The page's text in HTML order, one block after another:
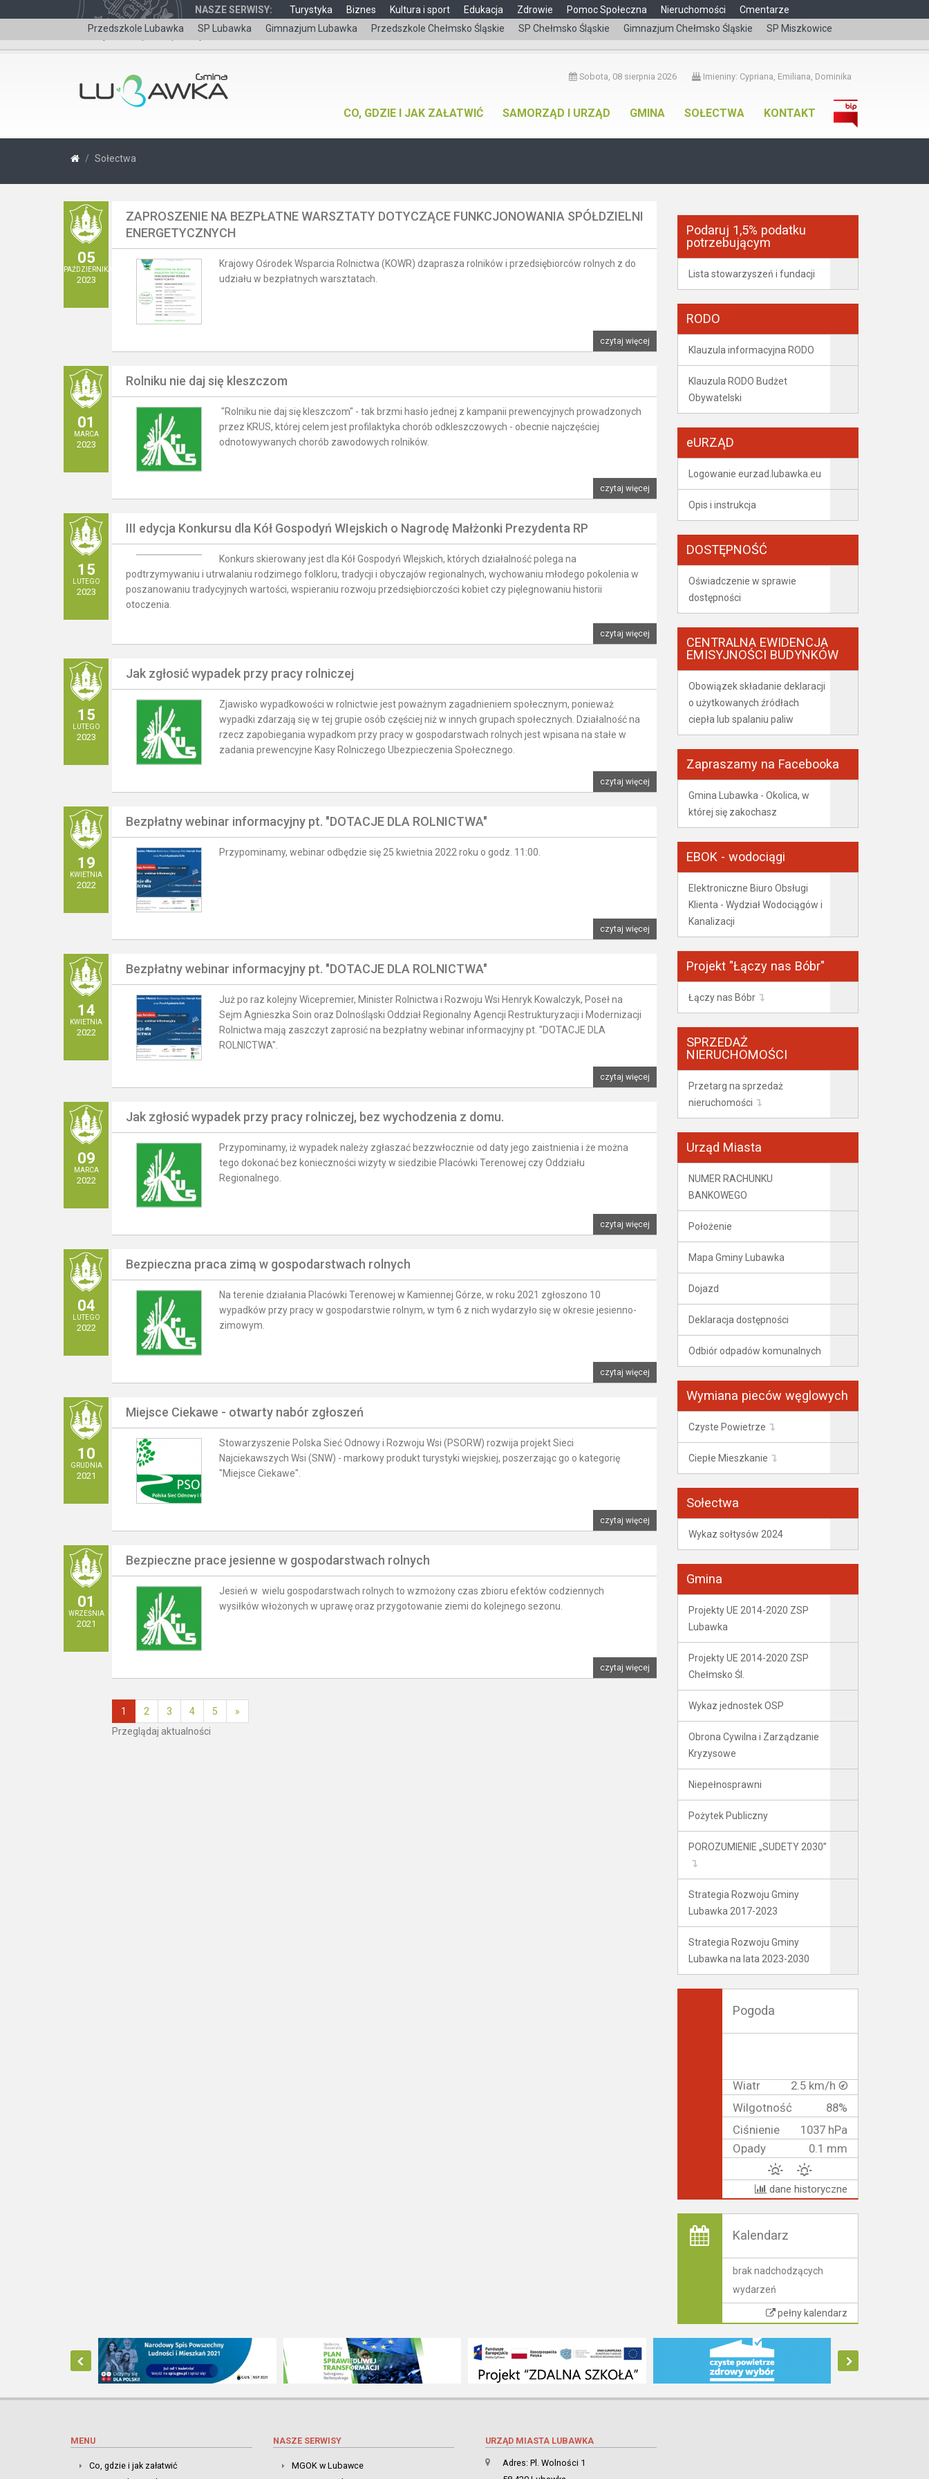
NASZE SERWISY: Turystyka Biznes Kultura i sport
Edukacja
Przedszkole Lubawka
SP Lubawka Gimnazjum Lubawka Przedszkole Chełmsko Śląskie SP Chełmsko Śląskie Gimnazjum Chełmsko Śląskie SP Miszkowice
Zdrowie Pomoc Społeczna Nieruchomości Cmentarze
Wersja dla niepełnosprawnych čeština
Sobota, 08 sierpnia 2026 Imieniny: Cypriana, Emiliana, Dominika
CO, GDZIE I JAK ZAŁATWIĆ SAMORZĄD I URZĄD GMINA SOŁECTWA KONTAKT
Sołectwa
05
PAŹDZIERNIKA
2023
ZAPROSZENIE NA BEZPŁATNE WARSZTATY DOTYCZĄCE FUNKCJONOWANIA SPÓŁDZIELNI
ENERGETYCZNYCH
Krajowy Ośrodek Wsparcia Rolnictwa (KOWR) dzaprasza rolników i przedsiębiorców rolnych z do
udziału w bezpłatnych warsztatach.
czytaj więcej
01
MARCA
2023
Rolniku nie daj się kleszczom
"Rolniku nie daj się kleszczom" - tak brzmi hasło jednej z kampanii prewencyjnych prowadzonych
przez KRUS, której celem jest profilaktyka chorób odkleszczowych - obecnie najczęściej
odnotowywanych chorób zawodowych rolników.
czytaj więcej
15
LUTEGO
2023
III edycja Konkursu dla Kół Gospodyń WIejskich o Nagrodę Małżonki Prezydenta RP
Konkurs skierowany jest dla Kół Gospodyń WIejskich, których działalność polega na
podtrzymywaniu i utrwalaniu rodzimego folkloru, tradycji i obyczajów regionalnych, wychowaniu młodego pokolenia w
poszanowaniu tradycyjnych wartości, wspieraniu rozwoju przedsiębiorczości kobiet czy pięlegnowaniu historii
otoczenia.
czytaj więcej
15
LUTEGO
2023
Jak zgłosić wypadek przy pracy rolniczej
Zjawisko wypadkowości w rolnictwie jest poważnym zagadnieniem społecznym, ponieważ
wypadki zdarzają się w tej grupie osób częściej niż w innych grupach społecznych. Działalność na
rzecz zapobiegania wypadkom przy pracy w gospodarstwach rolnych jest wpisana na stałe w
zadania prewencyjne Kasy Rolniczego Ubezpieczenia Społecznego.
czytaj więcej
19
KWIETNIA
2022
Bezpłatny webinar informacyjny pt. "DOTACJE DLA ROLNICTWA"
Przypominamy, webinar odbędzie się 25 kwietnia 2022 roku o godz. 11:00.
czytaj więcej
14
KWIETNIA
2022
Bezpłatny webinar informacyjny pt. "DOTACJE DLA ROLNICTWA"
Już po raz kolejny Wicepremier, Minister Rolnictwa i Rozwoju Wsi Henryk Kowalczyk, Poseł na
Sejm Agnieszka Soin oraz Dolnośląski Oddział Regionalny Agencji Restrukturyzacji i Modernizacji
Rolnictwa mają zaszczyt zaprosić na bezpłatny webinar informacyjny pt. "DOTACJE DLA
ROLNICTWA".
czytaj więcej
09
MARCA
2022
Jak zgłosić wypadek przy pracy rolniczej, bez wychodzenia z domu.
Przypominamy, iż wypadek należy zgłaszać bezzwłocznie od daty jego zaistnienia i że można
tego dokonać bez konieczności wizyty w siedzibie Placówki Terenowej czy Oddziału
Regionalnego.
czytaj więcej
04
LUTEGO
2022
Bezpieczna praca zimą w gospodarstwach rolnych
Na terenie działania Placówki Terenowej w Kamiennej Górze, w roku 2021 zgłoszono 10
wypadków przy pracy w gospodarstwie rolnym, w tym 6 z nich wydarzyło się w okresie jesienno-
zimowym.
czytaj więcej
10
GRUDNIA
2021
Miejsce Ciekawe - otwarty nabór zgłoszeń
Stowarzyszenie Polska Sieć Odnowy i Rozwoju Wsi (PSORW) rozwija projekt Sieci
Najciekawszych Wsi (SNW) - markowy produkt turystyki wiejskiej, poszerzając go o kategorię
"Miejsce Ciekawe".
czytaj więcej
01
WRZEŚNIA
2021
Bezpieczne prace jesienne w gospodarstwach rolnych
Jesień w wielu gospodarstwach rolnych to wzmożony czas zbioru efektów codziennych
wysiłków włożonych w uprawę oraz przygotowanie ziemi do kolejnego sezonu.
czytaj więcej
1 2 3 4 5
»
Przeglądaj aktualności
Podaruj 1,5% podatku
potrzebującym
Lista stowarzyszeń i fundacji
RODO
Klauzula informacyjna RODO
Klauzula RODO Budżet
Obywatelski
eURZĄD
Logowanie eurzad.lubawka.eu
Opis i instrukcja
DOSTĘPNOŚĆ
Oświadczenie w sprawie
dostępności
CENTRALNA EWIDENCJA
EMISYJNOŚCI BUDYNKÓW
Obowiązek składanie deklaracji
o użytkowanych źródłach
ciepła lub spalaniu paliw
Zapraszamy na Facebooka
Gmina Lubawka - Okolica, w
której się zakochasz
EBOK - wodociągi
Elektroniczne Biuro Obsługi
Klienta - Wydział Wodociągów i
Kanalizacji
Projekt "Łączy nas Bóbr"
Łączy nas Bóbr
SPRZEDAŻ
NIERUCHOMOŚCI
Przetarg na sprzedaż
nieruchomości
Urząd Miasta
NUMER RACHUNKU
BANKOWEGO
Położenie
Mapa Gminy Lubawka
Dojazd
Deklaracja dostępności
Odbiór odpadów komunalnych
Wymiana pieców węglowych
Czyste Powietrze
Ciepłe Mieszkanie
Sołectwa
Wykaz sołtysów 2024
Gmina
Projekty UE 2014-2020 ZSP
Lubawka
Projekty UE 2014-2020 ZSP
Chełmsko Śl.
Wykaz jednostek OSP
Obrona Cywilna i Zarządzanie
Kryzysowe
Niepełnosprawni
Pożytek Publiczny
POROZUMIENIE „SUDETY 2030”
Strategia Rozwoju Gminy
Lubawka 2017-2023
Strategia Rozwoju Gminy
Lubawka na lata 2023-2030
Pogoda
Wiatr
2.5 km/h
Wilgotność
88%
Ciśnienie
1037 hPa
Opady
0.1 mm
dane historyczne
Kalendarz
brak nadchodzących
wydarzeń
pełny kalendarz
MENU
Co, gdzie i jak załatwić
NASZE SERWISY
MGOK w Lubawce
URZĄD MIASTA LUBAWKA
Adres: Pl. Wolności 1